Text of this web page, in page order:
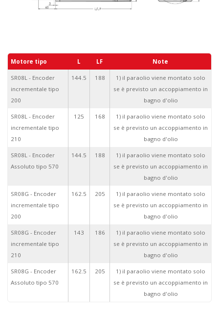
Motore tipo L LF Note
SR08L - Encoder
incrementale tipo
200
144.5 188
1) il paraolio viene montato solo
se è previsto un accoppiamento in
bagno d'olio
SR08L - Encoder
incrementale tipo
210
125 168
1) il paraolio viene montato solo
se è previsto un accoppiamento in
bagno d'olio
SR08L - Encoder
Assoluto tipo 570
144.5 188
1) il paraolio viene montato solo
se è previsto un accoppiamento in
bagno d'olio
SR08G - Encoder
incrementale tipo
200
162.5 205
1) il paraolio viene montato solo
se è previsto un accoppiamento in
bagno d'olio
SR08G - Encoder
incrementale tipo
210
143 186
1) il paraolio viene montato solo
se è previsto un accoppiamento in
bagno d'olio
SR08G - Encoder
Assoluto tipo 570
162.5 205
1) il paraolio viene montato solo
se è previsto un accoppiamento in
bagno d'olio